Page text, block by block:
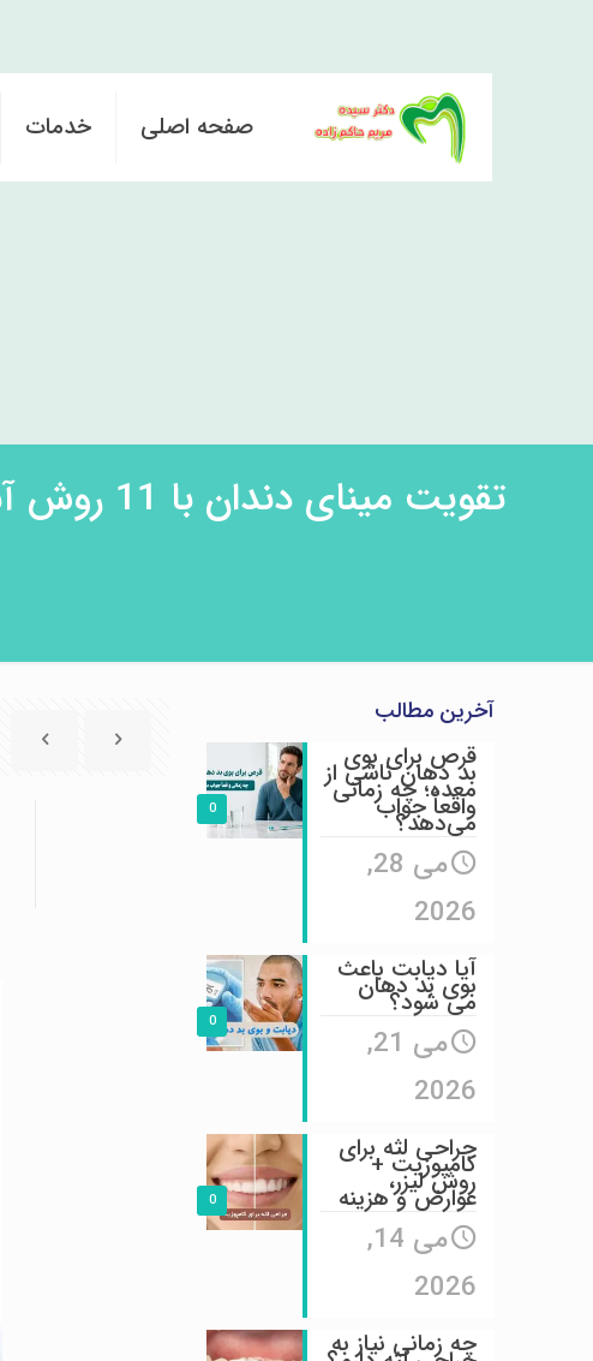
صفحه اصلی خدمات
تقویت مینای دندان با 11 روش آسان
آخرین مطالب
0
قرص برای بوی
بد دهان ناشی از
معده؛ چه زمانی
واقعاً جواب
می‌دهد؟
می 28,
2026
0
آیا دیابت باعث
بوی بد دهان
می شود؟
می 21,
2026
0
جراحی لثه برای
کامپوزیت +
روش لیزر،
عوارض و هزینه
می 14,
2026
چه زمانی نیاز به